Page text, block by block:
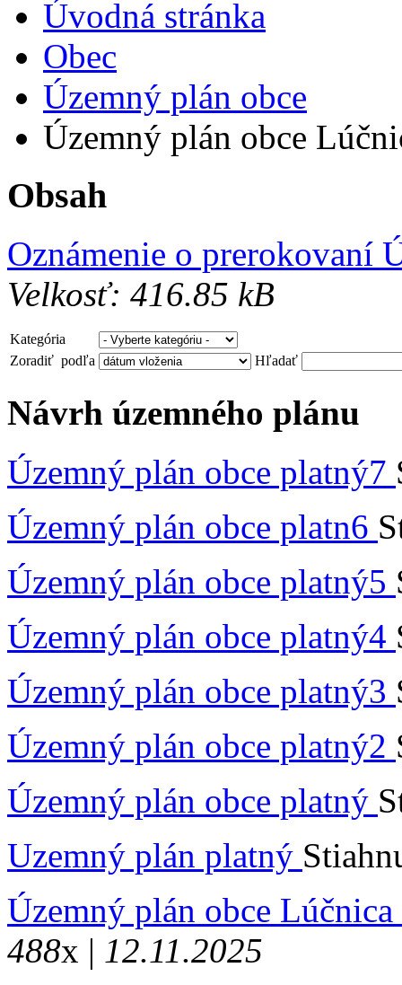
Úvodná stránka
Obec
Územný plán obce
Územný plán obce
Obsah
Oznámenie o prerokovaní
Velkosť: 416.85 kB
Kategória
Zoradiť podľa
Hľadať
Návrh územného plánu
Územný plán obce platný7
Územný plán obce platn6
Územný plán obce platný5
Územný plán obce platný4
Územný plán obce platný3
Územný plán obce platný2
Územný plán obce platný
Uzemný plán platný
Územný plán obce
488x | 12.11.2025